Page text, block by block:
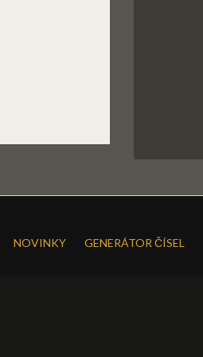
NOVINKY GENERÁTOR ČÍSEL